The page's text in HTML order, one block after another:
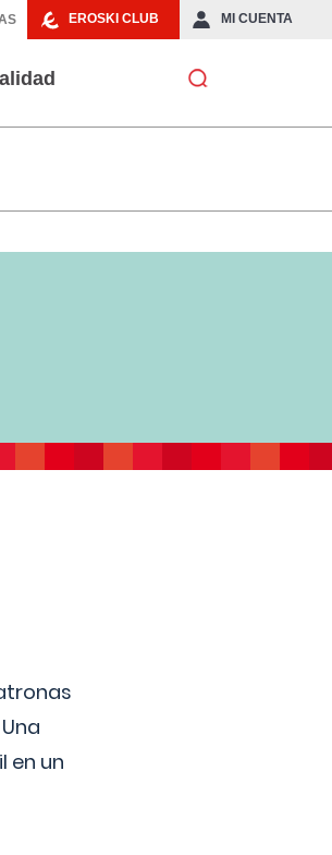
EROSKI CLUB MI CUENTA
en un